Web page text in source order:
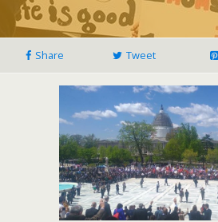
Share Tweet